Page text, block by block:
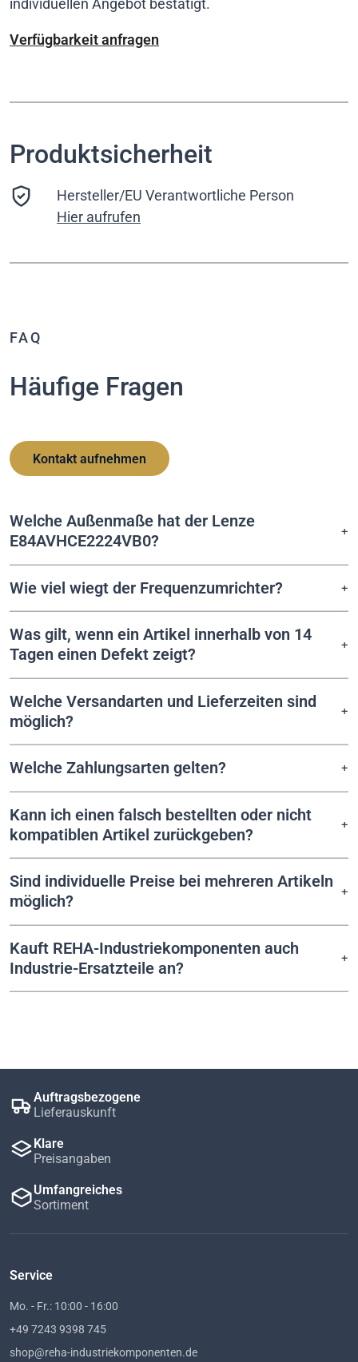
individuellen Angebot bestätigt.
Verfügbarkeit anfragen
Produktsicherheit
Hersteller/EU Verantwortliche Person
Hier aufrufen
FAQ
Häufige Fragen
Kontakt aufnehmen
Welche Außenmaße hat der Lenze
E84AVHCE2224VB0?
Wie viel wiegt der Frequenzumrichter?
Was gilt, wenn ein Artikel innerhalb von 14
Tagen einen Defekt zeigt?
Welche Versandarten und Lieferzeiten sind
möglich?
Welche Zahlungsarten gelten?
Kann ich einen falsch bestellten oder nicht
kompatiblen Artikel zurückgeben?
Sind individuelle Preise bei mehreren Artikeln
möglich?
Kauft REHA-Industriekomponenten auch
Industrie-Ersatzteile an?
Auftragsbezogene
Lieferauskunft
Klare
Preisangaben
Umfangreiches
Sortiment
Service
Mo. - Fr.: 10:00 - 16:00
+49 7243 9398 745
shop@reha-industriekomponenten.de